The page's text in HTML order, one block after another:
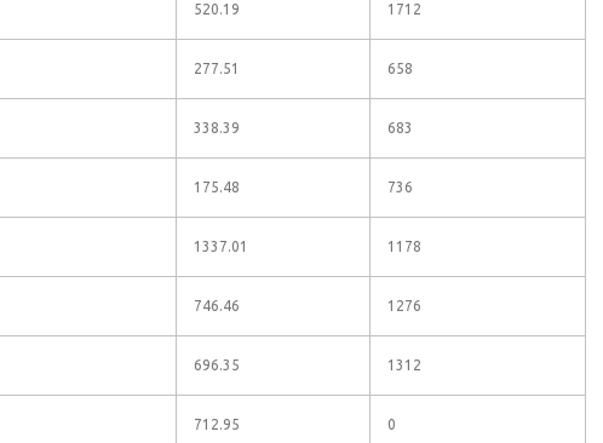
520.19 1712
277.51 658
338.39 683
175.48 736
1337.01 1178
746.46 1276
696.35 1312
712.95 0